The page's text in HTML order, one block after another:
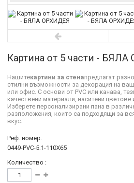
Картина от 5 части -
Нашитекартини за стенапредлагат
стилни възможности за декорация на
или офис. С основи от PVC или канава,
качествени материали, наситени
Изберете персонализирани пана в
разположения, които са подходящи за
вкус.
Реф. номер:
0449-PVC-5.1-110X65
Количество :